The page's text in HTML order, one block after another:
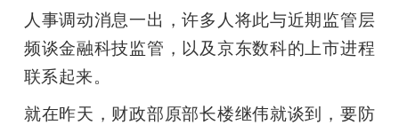
搞
人事调动消息一出，许多人将此与近期监管层
频谈金融科技监管，以及京东数科的上市进程
联系起来。
就在昨天，财政部原部长楼继伟就谈到，要防